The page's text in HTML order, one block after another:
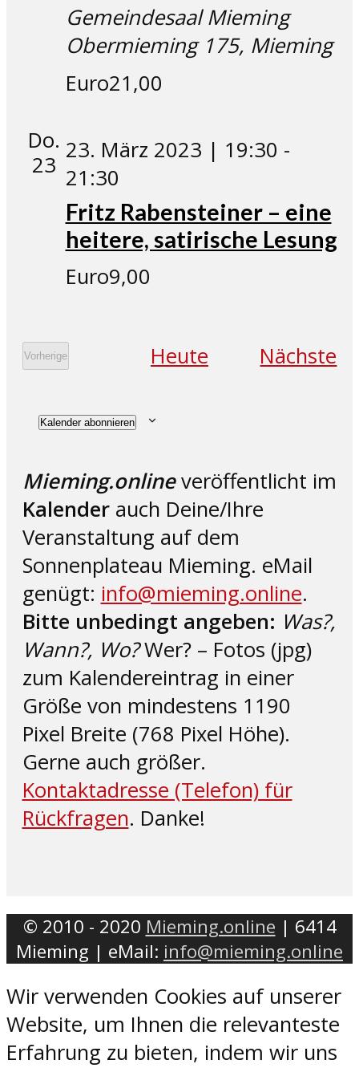
Gemeindesaal Mieming
Obermieming 175, Mieming
Euro21,00
Do.
23
Fritz Rabensteiner – eine
heitere, satirische Lesung
23. März 2023 | 19:30 -
21:30
Euro9,00
Vorherige
Veranstaltungen
Heute Nächste
Kalender abonnieren
Mieming.onlineveröffentlicht im
Kalenderauch Deine/Ihre
Veranstaltung auf dem
Sonnenplateau Mieming. eMail
genügt: info@mieming.online.
Bitte unbedingt angeben: Was?,
Wann?, Wo?Wer? – Fotos (jpg)
zum Kalendereintrag in einer
Größe von mindestens 1190
Pixel Breite (768 Pixel Höhe).
Gerne auch größer.
Kontaktadresse (Telefon) für
Rückfragen. Danke!
© 2010 - 2020 Mieming.online | 6414
Mieming | eMail: info@mieming.online
Wir verwenden Cookies auf unserer
Website, um Ihnen die relevanteste
Erfahrung zu bieten, indem wir uns